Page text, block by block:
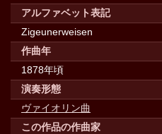
アルファベット表記
Zigeunerweisen
作曲年
1878年頃
演奏形態
ヴァイオリン曲
この作品の作曲家